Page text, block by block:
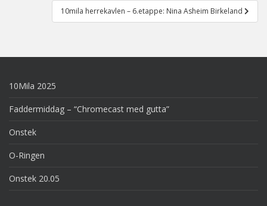
10mila herrekavlen – 6.etappe: Nina Asheim Birkeland
10Mila 2025
Faddermiddag – “Chromecast med gutta”
Onstek
O-Ringen
Onstek 20.05